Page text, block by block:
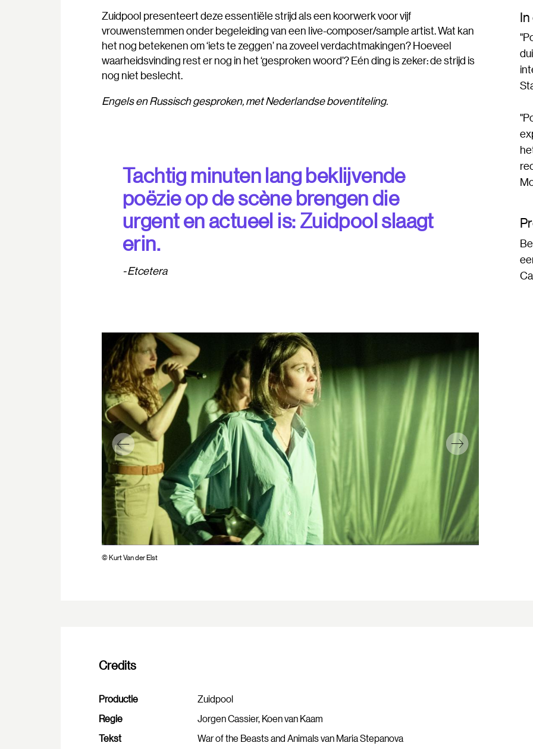
Zuidpool presenteert deze essentiële strijd als een koorwerk voor vijf
vrouwenstemmen onder begeleiding van een live-composer/sample artist. Wat kan
het nog betekenen om ‘iets te zeggen’ na zoveel verdachtmakingen? Hoeveel
waarheidsvinding rest er nog in het ‘gesproken woord’? Eén ding is zeker: de strijd is
nog niet beslecht.
Engels en Russisch gesproken, met Nederlandse boventi­te­ling.
Tachtig minuten lang beklijvende
poëzie op de scène brengen die
urgent en actueel is: Zuidpool slaagt
erin.
Etcetera
© Kurt Van der Elst
Credits
Productie
Zuidpool
Regie
Jorgen Cassier, Koen van Kaam
Tekst
War of the Beasts and Animals van Maria Stepanova